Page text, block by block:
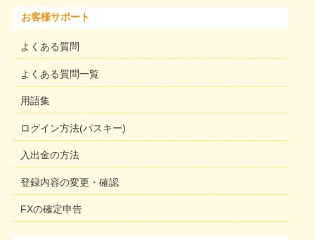
お客様サポート
よくある質問
よくある質問一覧
用語集
ログイン方法(パスキー)
入出金の方法
登録内容の変更・確認
FXの確定申告